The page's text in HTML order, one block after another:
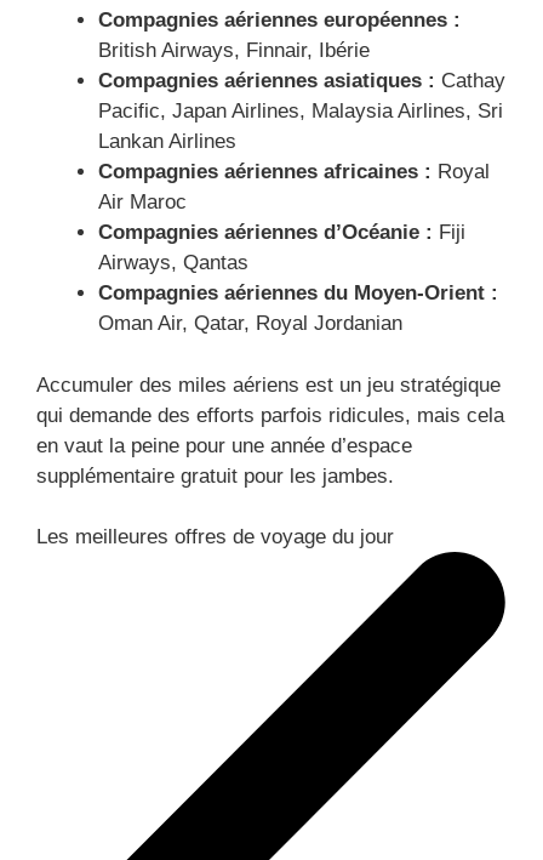
Compagnies aériennes européennes :
British Airways, Finnair, Ibérie
Compagnies aériennes asiatiques : Cathay
Pacific, Japan Airlines, Malaysia Airlines, Sri
Lankan Airlines
Compagnies aériennes africaines : Royal
Air Maroc
Compagnies aériennes d’Océanie : Fiji
Airways, Qantas
Compagnies aériennes du Moyen-Orient :
Oman Air, Qatar, Royal Jordanian
Accumuler des miles aériens est un jeu stratégique
qui demande des efforts parfois ridicules, mais cela
en vaut la peine pour une année d’espace
supplémentaire gratuit pour les jambes.
Les meilleures offres de voyage du jour